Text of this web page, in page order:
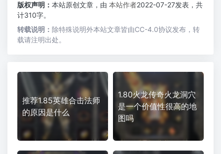
版权声明： 本站原创文章，由 本站作者2022-07-27发表，共
计310字。
转载说明： 除特殊说明外本站文章皆由CC-4.0协议发布，转
载请注明出处。
推荐1.85英雄合击法师
的原因是什么
1.80火龙传奇火龙洞穴
是一个价值性很高的地
图吗